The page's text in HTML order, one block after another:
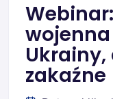
zakaźne